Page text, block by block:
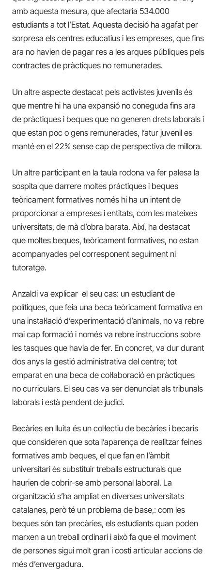
amb aquesta mesura, que afectaria 534.000
estudiants a tot l’Estat. Aquesta decisió ha agafat per
sorpresa els centres educatius i les empreses, que fins
ara no havien de pagar res a les arques públiques pels
contractes de pràctiques no remunerades.
Un altre aspecte destacat pels activistes juvenils és
que mentre hi ha una expansió no coneguda fins ara
de pràctiques i beques que no generen drets laborals i
que estan poc o gens remunerades, l’atur juvenil es
manté en el 22% sense cap de perspectiva de millora.
Un altre participant en la taula rodona va fer palesa la
sospita que darrere moltes pràctiques i beques
teòricament formatives només hi ha un intent de
proporcionar a empreses i entitats, com les mateixes
universitats, de mà d’obra barata. Així, ha destacat
que moltes beques, teòricament formatives, no estan
acompanyades pel corresponent seguiment ni
tutoratge.
Anzaldi va explicar el seu cas: un estudiant de
polítiques, que feia una beca teòricament formativa en
una instal·lació d’experimentació d’animals, no va rebre
mai cap formació i només va rebre instruccions sobre
les tasques que havia de fer. En concret, va dur durant
dos anys la gestió administrativa del centre; tot
emparat en una beca de col·laboració en pràctiques
no curriculars. El seu cas va ser denunciat als tribunals
laborals i està pendent de judici.
Becàries en lluita és un col·lectiu de becàries i becaris
que consideren que sota l’aparença de realitzar feines
formatives amb beques, el que fan en l’àmbit
universitari és substituir treballs estructurals que
haurien de cobrir-se amb personal laboral. La
organització s’ha ampliat en diverses universitats
catalanes, però té un problema de base,: com les
beques són tan precàries, els estudiants quan poden
marxen a un treball ordinari i això fa que el moviment
de persones sigui molt gran i costi articular accions de
més d’envergadura.